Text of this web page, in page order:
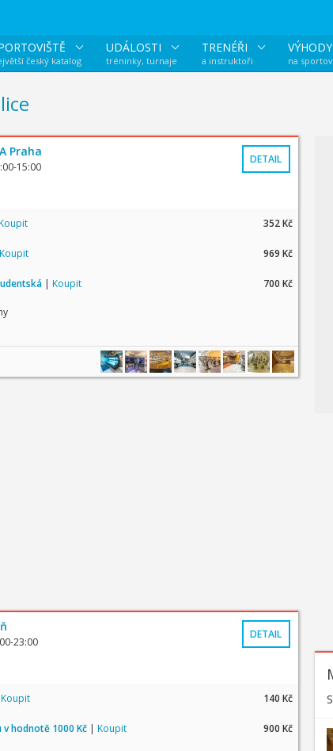
český katalog
UDÁLOSTI
tréninky, turnaje
TRENÉŘI
a instruktoři
VÝHODY
na
Praha
15:00
DETAIL
352 Kč
Koupit 969 Kč
| Koupit 700 Kč
23:00
DETAIL
Koupit 140 Kč
hodnotě 1000 Kč | Koupit 900 Kč